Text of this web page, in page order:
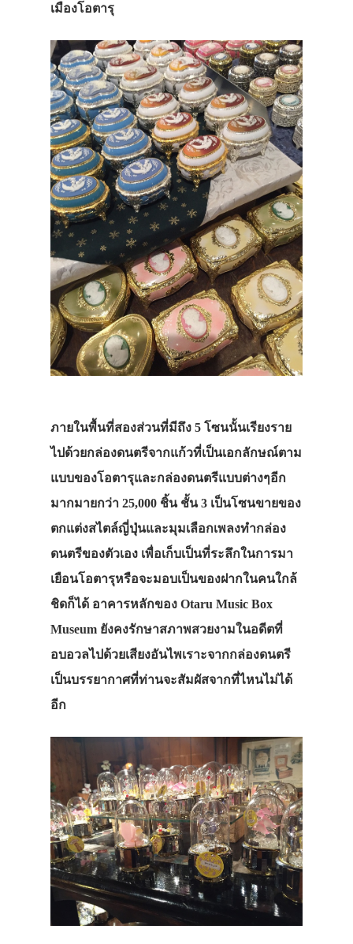
เมืองโอตารุ
ภายในพื้นที่สองส่วนที่มีถึง 5 โซนนั้นเรียงราย
ไปด้วยกล่องดนตรีจากแก้วที่เป็นเอกลักษณ์ตาม
แบบของโอตารุและกล่องดนตรีแบบต่างๆอีก
มากมายกว่า 25,000 ชิ้น ชั้น 3 เป็นโซนขายของ
ตกแต่งสไตล์ญี่ปุ่นและมุมเลือกเพลงทำกล่อง
ดนตรีของตัวเอง เพื่อเก็บเป็นที่ระลึกในการมา
เยือนโอตารุหรือจะมอบเป็นของฝากในคนใกล้
ชิดก็ได้ อาคารหลักของ Otaru Music Box
Museum ยังคงรักษาสภาพสวยงามในอดีตที่
อบอวลไปด้วยเสียงอันไพเราะจากกล่องดนตรี
เป็นบรรยากาศที่ท่านจะสัมผัสจากที่ไหนไม่ได้
อีก